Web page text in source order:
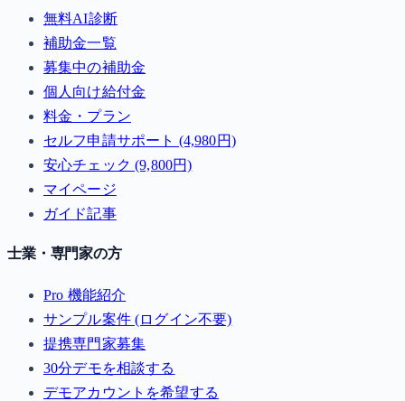
無料AI診断
補助金一覧
募集中の補助金
個人向け給付金
料金・プラン
セルフ申請サポート (4,980円)
安心チェック (9,800円)
マイページ
ガイド記事
士業・専門家の方
Pro 機能紹介
サンプル案件 (ログイン不要)
提携専門家募集
30分デモを相談する
デモアカウントを希望する